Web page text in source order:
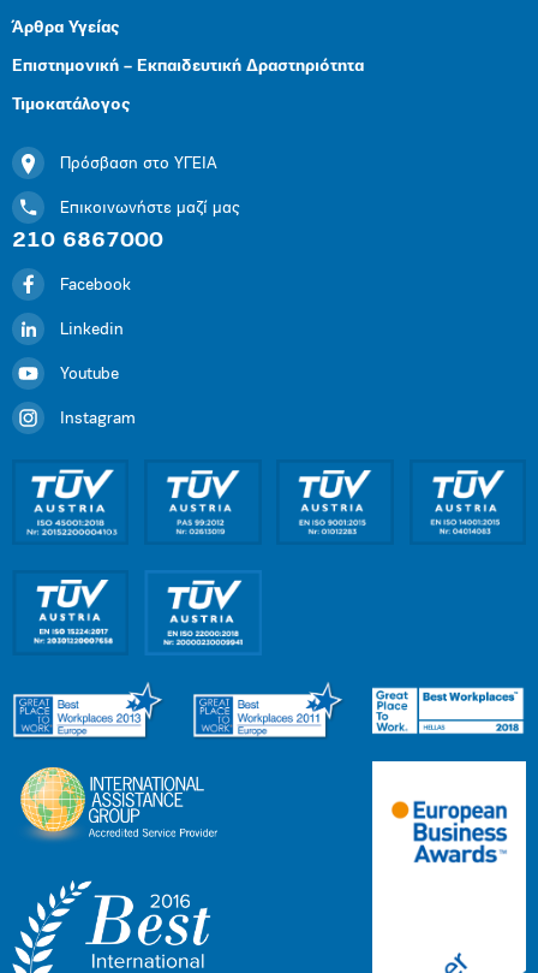
Άρθρα Υγείας
Επιστημονική – Εκπαιδευτική Δραστηριότητα
Τιμοκατάλογος
Πρόσβαση στο ΥΓΕΙΑ
Επικοινωνήστε μαζί μας
210 6867000
Facebook
Linkedin
Youtube
Instagram